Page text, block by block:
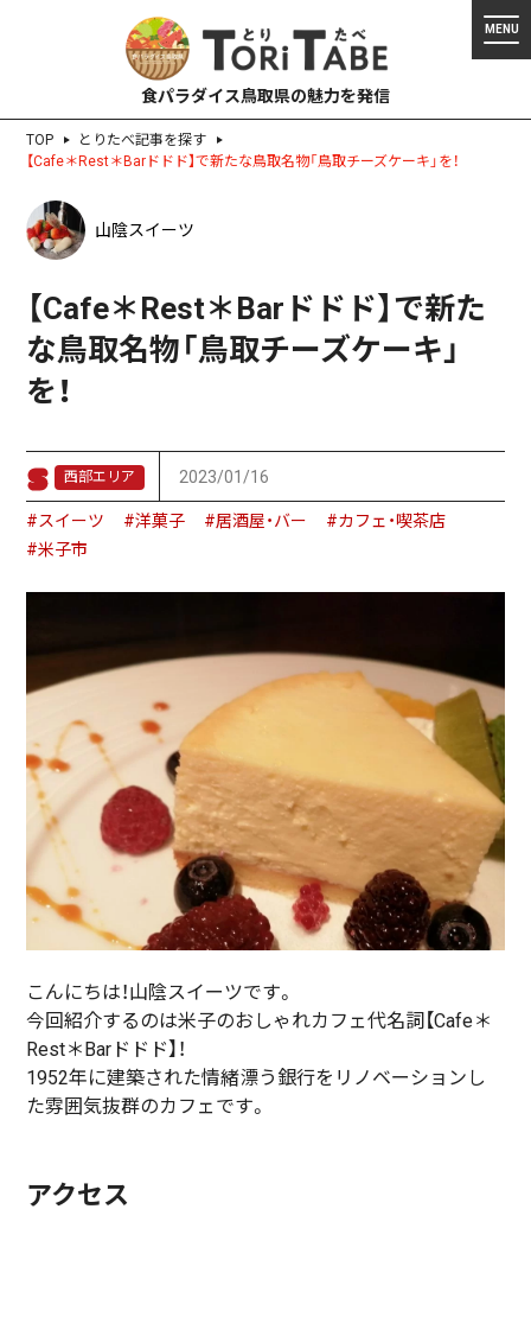
食パラダイス鳥取県の魅力を発信
TOP
とりたべ記事を探す
【Cafe＊Rest＊Barドドド】で新たな鳥取名物「鳥取チーズケーキ」を！
山陰スイーツ
【Cafe＊Rest＊Barドドド】で新た
な鳥取名物「鳥取チーズケーキ」
を！
西部エリア 2023/01/16
#スイーツ #洋菓子 #居酒屋・バー
#カフェ・喫茶店
#米子市
こんにちは！山陰スイーツです。
今回紹介するのは米子のおしゃれカフェ代名詞【Cafe＊
Rest＊Barドドド】！
1952年に建築された情緒漂う銀行をリノベーションし
た雰囲気抜群のカフェです。
アクセス